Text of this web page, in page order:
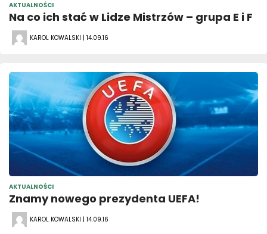
AKTUALNOŚCI
Na co ich stać w Lidze Mistrzów – grupa E i F
KAROL KOWALSKI | 14.09.16
AKTUALNOŚCI
Znamy nowego prezydenta UEFA!
KAROL KOWALSKI | 14.09.16